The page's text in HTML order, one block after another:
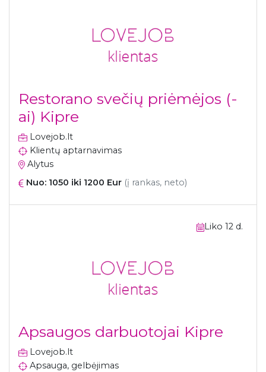
Restorano svečių priėmėjos (-
ai) Kipre
Lovejob.lt
Klientų aptarnavimas
Alytus
Nuo: 1050 iki 1200 Eur (į rankas, neto)
Liko 12 d.
Apsaugos darbuotojai Kipre
Lovejob.lt
Apsauga, gelbėjimas